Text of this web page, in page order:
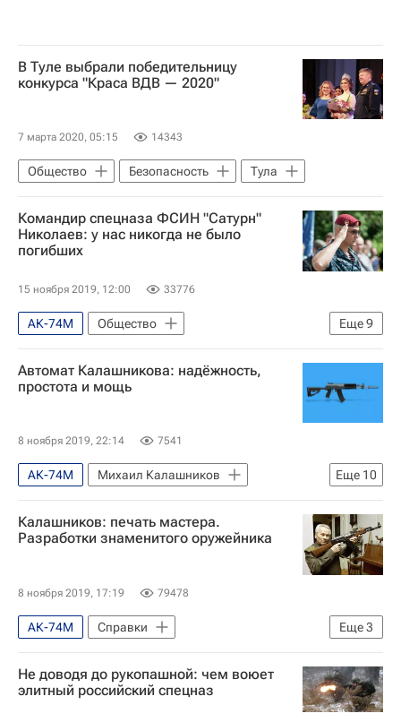
В Туле выбрали победительницу
конкурса "Краса ВДВ — 2020"
7 марта 2020, 05:15 14343
Общество Безопасность Тула
Командир спецназа ФСИН "Сатурн"
Николаев: у нас никогда не было
погибших
15 ноября 2019, 12:00 33776
Еще9
АК-74М
Общество
Интервью - Авторы
США
Краснодарский край
Сирия
АК-103
Россия
Автомат Калашникова: надёжность,
простота и мощь
8 ноября 2019, 22:14 7541
Еще 10
АК-74М
Михаил Калашников
Ижмаш
Калашников (концерн)
АК-47
АК-12
АК-74
Автомат Калашникова
Россия
Калашников: печать мастера.
Разработки знаменитого оружейника
8 ноября 2019, 17:19 79478
Еще3
АК-74М
Справки
Михаил Калашников
АК-47
Россия
Не доводя до рукопашной: чем воюет
элитный российский спецназ